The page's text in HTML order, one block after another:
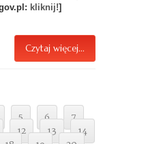
kliknij!]
Czytaj więcej...
5 6
7
12 13
14